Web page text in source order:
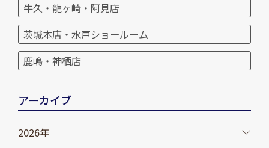
牛久・龍ヶ崎・阿見店
茨城本店・水戸ショールーム
鹿嶋・神栖店
アーカイブ
2026年